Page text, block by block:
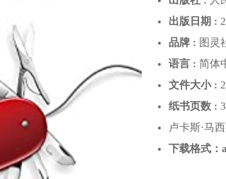
出版日期 :
品牌 : 图灵
语言 : 简体
文件大小 :
纸书页数 :
卢卡斯·马
下载格式：